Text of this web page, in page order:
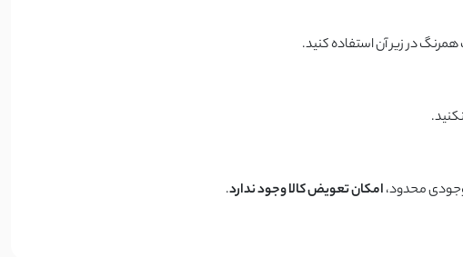
در زیر آن استفاده کنید.
محدود،امکان تعویض کالا وجود ندارد.